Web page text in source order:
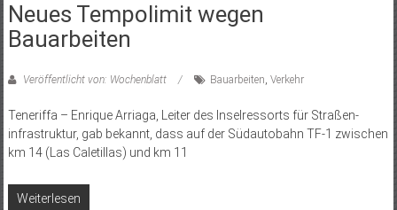
Neues Tempo­limit wegen
Bauarbeiten
Veröffentlicht von: Wochenblatt Bauarbeiten, Verkehr
Teneriffa – Enrique Arriaga, Leiter des Inselressorts für Straßen­
infrastruktur, gab bekannt, dass auf der Südautobahn TF-1 zwischen
km 14 (Las Caletillas) und km 11
Weiterlesen